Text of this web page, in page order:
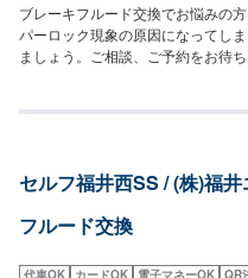
ブレーキフルード交換でお悩みの
パーロック現象の原因になってし
ましょう。ご相談、ご予約をお待
セルフ福井西SS / (株)福
フルード交換